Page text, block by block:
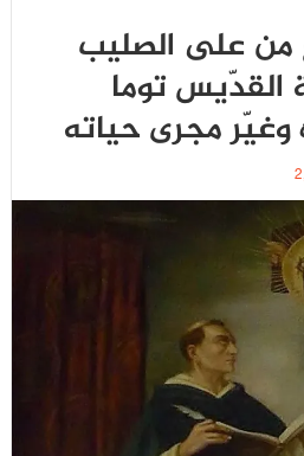
من على الصليب
القدّيس توما
وغيّر مجرى حياته